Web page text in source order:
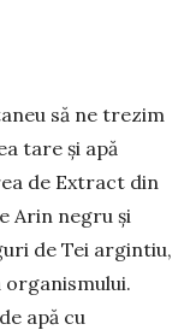
să ne trezim
tare și apă
de Extract din
Arin negru și
de Tei argintiu,
apă cu